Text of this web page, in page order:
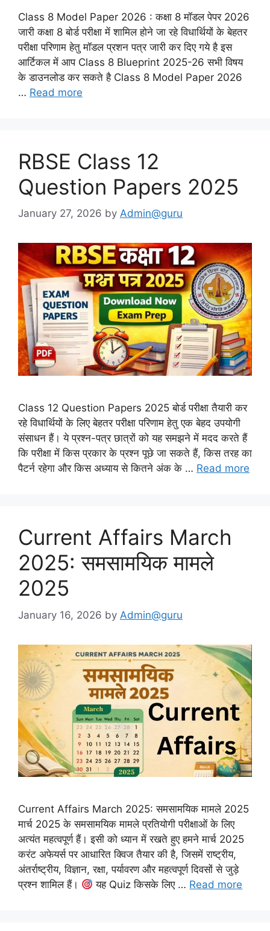
Class 8 Model Paper 2026 : कक्षा 8 मॉडल पेपर 2026
जारी कक्षा 8 बोर्ड परीक्षा में शामिल होने जा रहे विधार्थियों के बेहतर
परीक्षा परिणाम हेतु मॉडल प्रशन पत्र जारी कर दिए गये है इस
आर्टिकल में आप Class 8 Blueprint 2025-26 सभी विषय
के डाउनलोड कर सकते है Class 8 Model Paper 2026
… Read more
RBSE Class 12
Question Papers 2025
January 27, 2026 by Admin@guru
Class 12 Question Papers 2025 बोर्ड परीक्षा तैयारी कर
रहे विधार्थियों के लिए बेहतर परीक्षा परिणाम हेतु एक बेहद उपयोगी
संसाधन हैं। ये प्रश्न-पत्र छात्रों को यह समझने में मदद करते हैं
कि परीक्षा में किस प्रकार के प्रश्न पूछे जा सकते हैं, किस तरह का
पैटर्न रहेगा और किस अध्याय से कितने अंक के … Read more
Current Affairs March
2025: समसामयिक मामले
2025
January 16, 2026 by Admin@guru
Current Affairs March 2025: समसामयिक मामले 2025
मार्च 2025 के समसामयिक मामले प्रतियोगी परीक्षाओं के लिए
अत्यंत महत्वपूर्ण हैं। इसी को ध्यान में रखते हुए हमने मार्च 2025
करंट अफेयर्स पर आधारित क्विज तैयार की है, जिसमें राष्ट्रीय,
अंतर्राष्ट्रीय, विज्ञान, रक्षा, पर्यावरण और महत्वपूर्ण दिवसों से जुड़े
प्रश्न शामिल हैं।
यह Quiz किसके लिए … Read more